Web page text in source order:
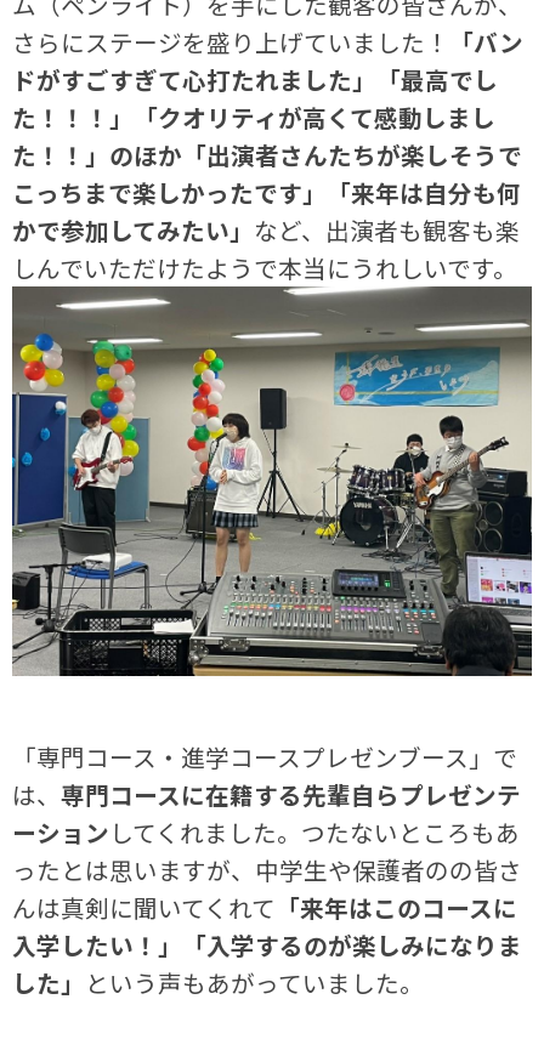
さらにステージを盛り上げていました！
「バン
ドがすごすぎて心打たれました」「最高でし
た！！！」「クオリティが高くて感動しまし
た！！」のほか「出演者さんたちが楽しそうで
こっちまで楽しかったです」「来年は自分も何
かで参加してみたい」 など、出演者も観客も楽
しんでいただけたようで本当にうれしいです。
「専門コース・進学コースプレゼンブース」で
は、専門コースに在籍する先輩自らプレゼンテ
ーション してくれました。つたないところもあ
ったとは思いますが、中学生や保護者のの皆さ
んは真剣に聞いてくれて 「来年はこのコースに
入学したい！」「入学するのが楽しみになりま
した」 という声もあがっていました。